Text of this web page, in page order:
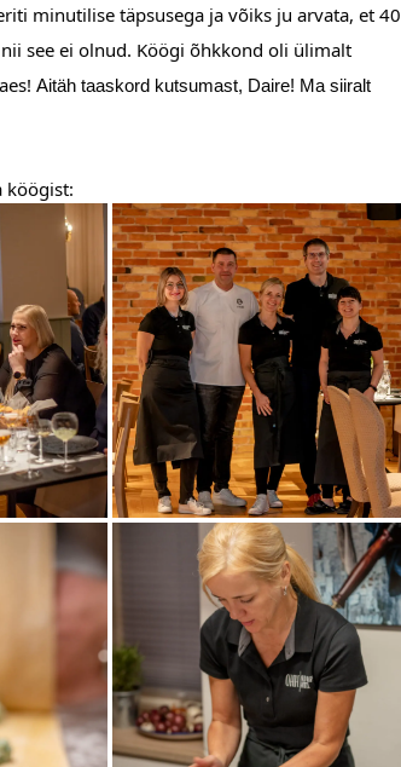
minutilise täpsusega ja võiks ju arvata, et 40
see ei olnud. Köögi õhkkond oli ülimalt
Aitäh taaskord kutsumast, Daire! Ma siiralt
köögist: